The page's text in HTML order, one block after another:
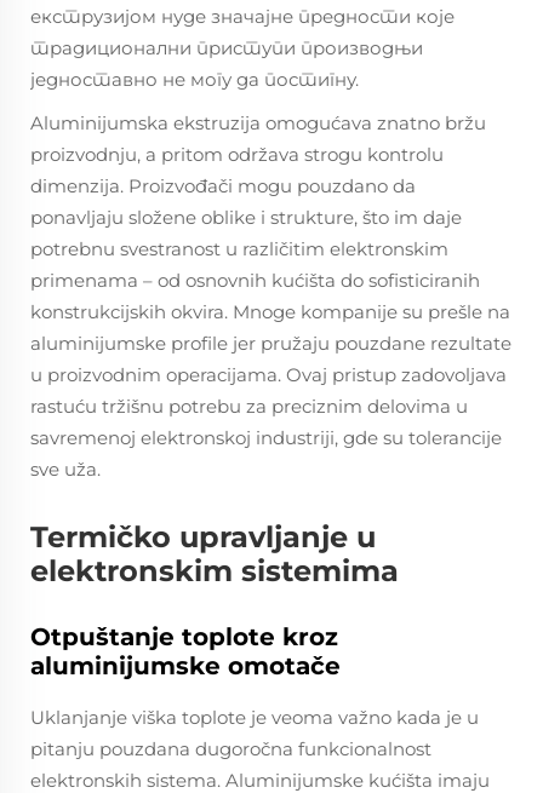
екструзијом нуде значајне предности које
традиционални приступи производњи
једноставно не могу да постигну.
Aluminijumska ekstruzija omogućava znatno bržu
proizvodnju, a pritom održava strogu kontrolu
dimenzija. Proizvođači mogu pouzdano da
ponavljaju složene oblike i strukture, što im daje
potrebnu svestranost u različitim elektronskim
primenama – od osnovnih kućišta do sofisticiranih
konstrukcijskih okvira. Mnoge kompanije su prešle na
aluminijumske profile jer pružaju pouzdane rezultate
u proizvodnim operacijama. Ovaj pristup zadovoljava
rastuću tržišnu potrebu za preciznim delovima u
savremenoj elektronskoj industriji, gde su tolerancije
sve uža.
Termičko upravljanje u
elektronskim sistemima
Otpuštanje toplote kroz
aluminijumske omotače
Uklanjanje viška toplote je veoma važno kada je u
pitanju pouzdana dugoročna funkcionalnost
elektronskih sistema. Aluminijumske kućišta imaju